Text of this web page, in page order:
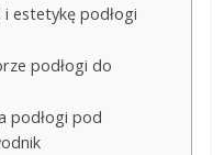
i estetykę podłogi
podłogi do
podłogi pod